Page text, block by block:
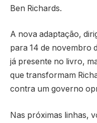
Ben Richards.
A nova adaptação,
para 14 de novembro
já presente no livro,
que transformam
contra um governo
Nas próximas linhas,